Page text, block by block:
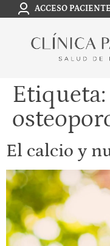
ACCESO
Etiqueta:
El calcio y